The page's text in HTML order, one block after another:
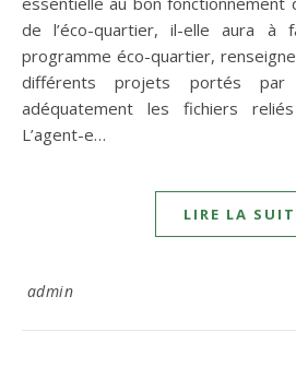
de l’éco-quartier, il-elle aura à
programme éco-quartier,
différents projets portés par
adéquatement les fichiers
L’agent-e…
LIRE LA
admin